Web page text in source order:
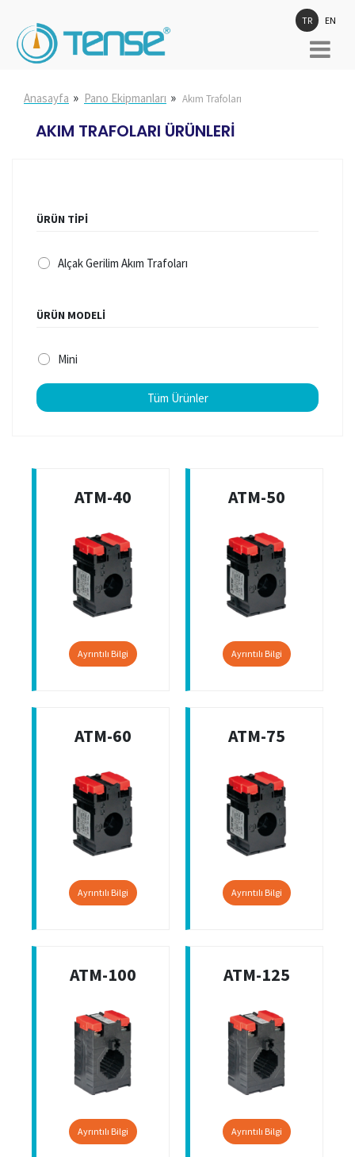
TR EN
Anasayfa » Pano Ekipmanları » Akım Trafoları
AKIM TRAFOLARI ÜRÜNLERİ
ÜRÜN TİPİ
Alçak Gerilim Akım Trafoları
ÜRÜN MODELİ
Mini
Tüm Ürünler
ATM-40
Ayrıntılı Bilgi
ATM-50
Ayrıntılı Bilgi
ATM-60
Ayrıntılı Bilgi
ATM-75
Ayrıntılı Bilgi
ATM-100
Ayrıntılı Bilgi
ATM-125
Ayrıntılı Bilgi